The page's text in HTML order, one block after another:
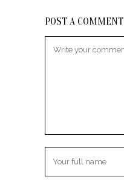
POST A COMMENT